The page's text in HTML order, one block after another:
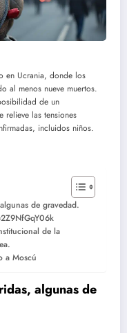
en Ucrania, donde los
al menos nueve muertos.
de un
las tensiones
incluidos niños.
de gravedad.
de la
a Moscú
algunas de